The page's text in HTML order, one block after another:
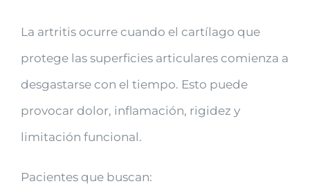
La artritis ocurre cuando el cartílago que
protege las superficies articulares comienza a
desgastarse con el tiempo. Esto puede
provocar dolor, inflamación, rigidez y
limitación funcional.
Pacientes que buscan: